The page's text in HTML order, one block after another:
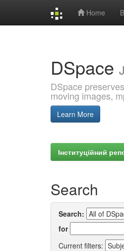
Home
DSpace
DSpace
moving images,
Learn More
Інституційний
Search
Search:
for
Current filters: